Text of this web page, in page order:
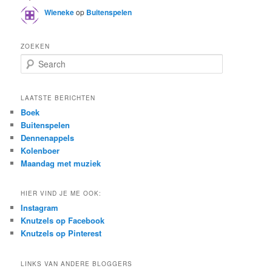
Wienekeop Buitenspelen
ZOEKEN
e
r
h
LAATSTE BERICHTEN
Boek
Buitenspelen
Dennenappels
Kolenboer
Maandag met muziek
HIER VIND JE ME OOK:
Instagram
Knutzels op Facebook
Knutzels op Pinterest
LINKS VAN ANDERE BLOGGERS